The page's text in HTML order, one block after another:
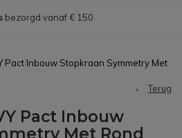
bezorgd vanaf € 150
Pact Inbouw Stopkraan Symmetry Met
Terug
Pact Inbouw